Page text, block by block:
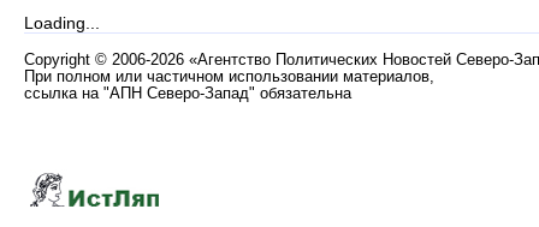
Loading...
Copyright © 2006-2026 «Агентство Политических Новостей Северо-
При полном или частичном использовании материалов,
ссылка на "АПН Северо-Запад" обязательна